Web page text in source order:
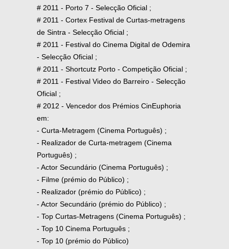
# 2011 - Porto 7 - Selecção Oficial ;
# 2011 - Cortex Festival de Curtas-metragens
de Sintra - Selecção Oficial ;
# 2011 - Festival do Cinema Digital de Odemira
- Selecção Oficial ;
# 2011 - Shortcutz Porto - Competição Oficial ;
# 2011 - Festival Video do Barreiro - Selecção
Oficial ;
# 2012 - Vencedor dos Prémios CinEuphoria
em:
- Curta-Metragem (Cinema Português) ;
- Realizador de Curta-metragem (Cinema
Português) ;
- Actor Secundário (Cinema Português) ;
- Filme (prémio do Público) ;
- Realizador (prémio do Público) ;
- Actor Secundário (prémio do Público) ;
- Top Curtas-Metragens (Cinema Português) ;
- Top 10 Cinema Português ;
- Top 10 (prémio do Público)